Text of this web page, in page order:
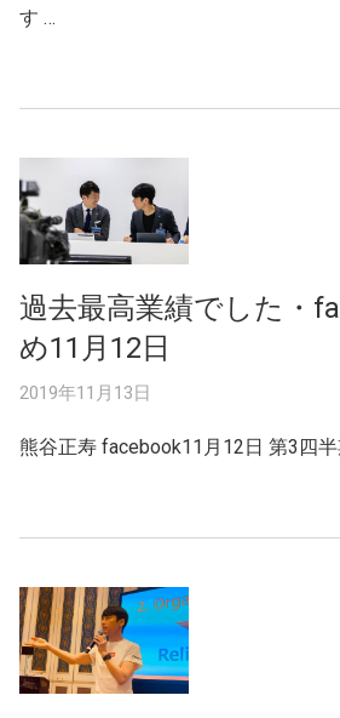
す …
過去最高業績でした・
め11月12日
2019年11月13日
熊谷正寿 facebook11月12日 第3四